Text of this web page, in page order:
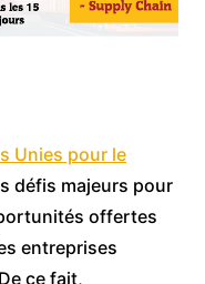
Unies pour le
défis majeurs pour
offertes
entreprises
ce fait,